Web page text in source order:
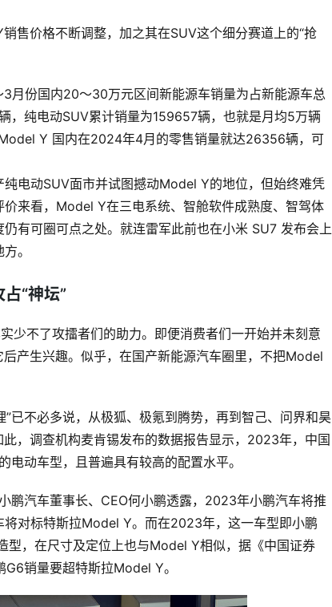
售价格不断调整，加之其在SUV这个细分赛道上的“抢
月份国内20～30万元区间新能源车销量为占新能源车总
，纯电动SUV累计销量为159657辆，也就是月均5万辆
Y 国内在2024年4月的零售销量就达26356辆，可
电动SUV面市并试图撼动Model Y的地位，但始终难凭
来看，Model Y在三电系统、智舱软件成熟度、智驾体
有可圈可点之处。就连雷军此前也在小米 SU7 发布会上
。
占“神坛”
少不了攻擂者们的助力。即便消费者们一开始并未刻意
产生兴趣。似乎，在国产新能源汽车圈里，不把Model
已不必多说，从极狐、极氪到腾势，再到智己、问界和昊
，调查机构麦肯锡发布的数据报告显示，2023年，中国
动车型，且普遍具有较高的配置水平。
鹏汽车董事长、CEO何小鹏透露，2023年小鹏汽车将推
对标特斯拉Model Y。而在2023年，这一车型即小鹏
，在尺寸及定位上也与Model Y相似，据《中国证券
销量要超特斯拉Model Y。